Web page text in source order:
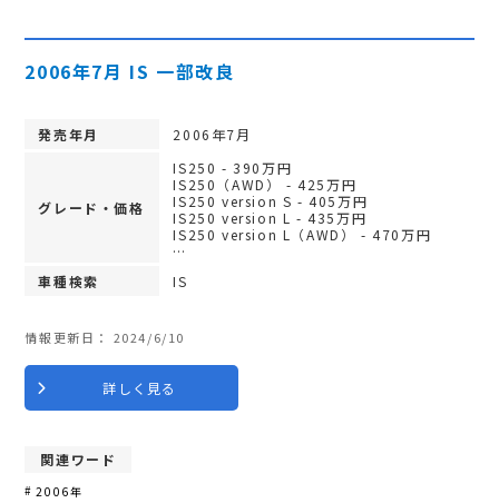
2006年7月 IS 一部改良
発売年月 2006年7月
グレード・価格
IS250 - 390万円
IS250（AWD） - 425万円
IS250 version S - 405万円
IS250 version L - 435万円
IS250 version L（AWD） - 470万円
…
車種検索
IS
情報更新日： 2024/6/10
詳しく見る
関連ワード
2006年